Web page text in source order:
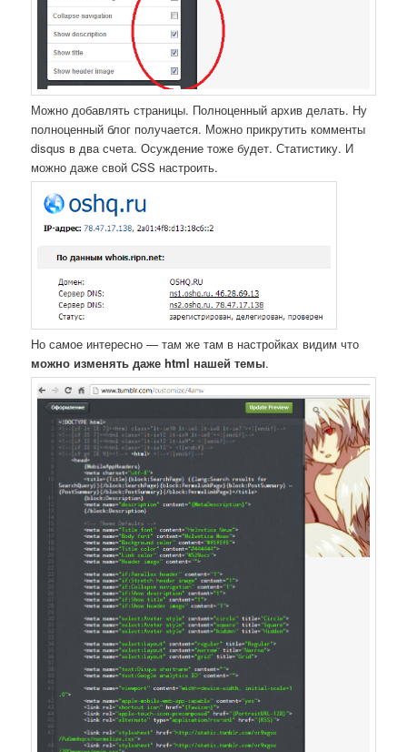
Можно добавлять страницы. Полноценный архив делать. Ну
полноценный блог получается. Можно прикрутить комменты
disqus в два счета. Осуждение тоже будет. Статистику. И
можно даже свой CSS настроить.
Но самое интересно — там же там в настройках видим что
можно изменять даже html нашей темы.